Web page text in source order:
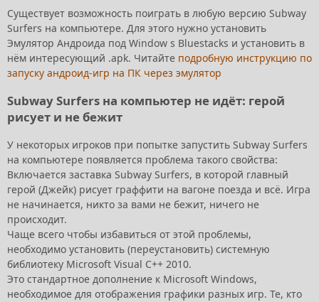
Существует возможность поиграть в любую версию Subway
Surfers на компьютере. Для этого нужно установить
Эмулятор Андроида под Window s Bluestacks и установить в
нём интересующий .apk. Читайте подробную инструкцию по
запуску андроид-игр на ПК через эмулятор
Subway Surfers на компьютер не идёт: герой
рисует и не бежит
У некоторых игроков при попытке запустить Subway Surfers
на компьютере появляется проблема такого свойства:
Включается заставка Subway Surfers, в которой главный
герой (Джейк) рисует граффити на вагоне поезда и всё. Игра
не начинается, никто за вами не бежит, ничего не
происходит.
Чаще всего чтобы избавиться от этой проблемы,
необходимо установить (переустановить) системную
библиотеку Microsoft Visual C++ 2010.
Это стандартное дополнение к Microsoft Windows,
необходимое для отображения графики разных игр. Те, кто